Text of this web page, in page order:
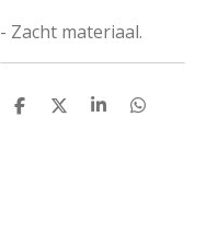
- Zacht materiaal.
D
D
S
D